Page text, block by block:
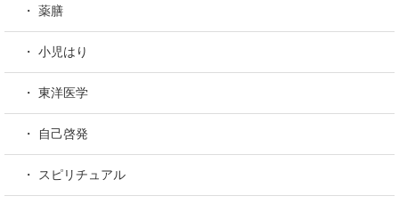
・ 薬膳
・ 小児はり
・ 東洋医学
・ 自己啓発
・ スピリチュアル